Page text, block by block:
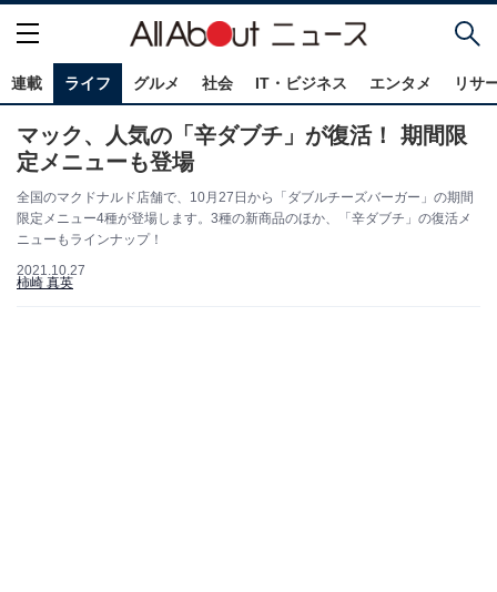
連載 ライフ グルメ 社会 IT・ビジネス エンタメ リサ
マック、人気の「辛ダブチ」が復活！ 期間限
定メニューも登場
全国のマクドナルド店舗で、10月27日から「ダブルチーズバーガー」の期間
限定メニュー4種が登場します。3種の新商品のほか、「辛ダブチ」の復活メ
ニューもラインナップ！
2021.10.27
柿崎 真英